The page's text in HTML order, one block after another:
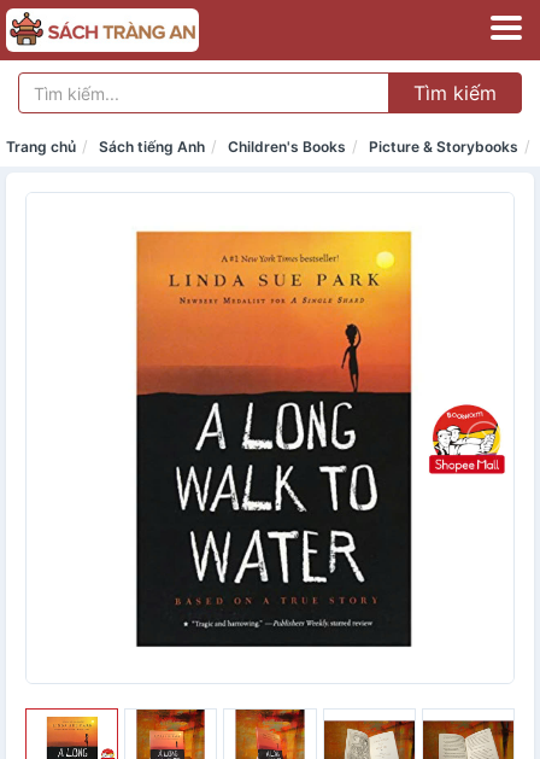
Tìm kiếm
Trang chủ Sách tiếng Anh Children's Books Picture & Storybooks